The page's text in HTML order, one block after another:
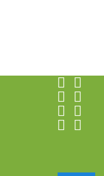
 
 
 
 